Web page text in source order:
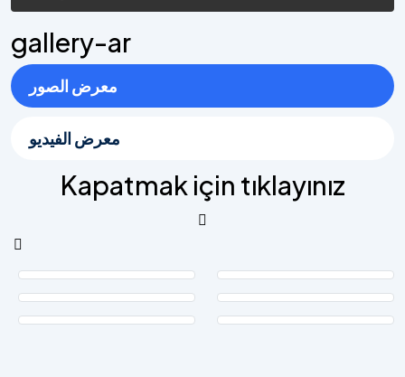
gallery-ar
معرض الصور
معرض الفيديو
Kapatmak için tıklayınız